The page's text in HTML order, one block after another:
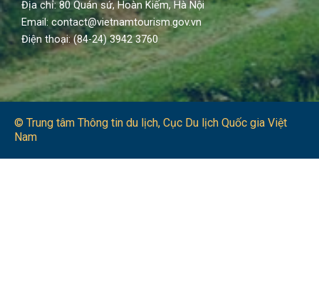
Địa chỉ: 80 Quán sứ, Hoàn Kiếm, Hà Nội
Email: contact@vietnamtourism.gov.vn
Điện thoại: (84-24) 3942 3760
© Trung tâm Thông tin du lịch​, Cục Du lịch Quốc gia Việt
Nam